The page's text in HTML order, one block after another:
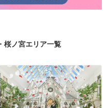
桜ノ宮エリア一覧